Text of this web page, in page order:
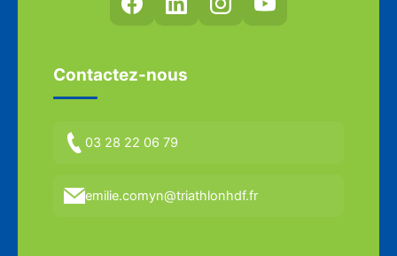
Contactez-nous
03 28 22 06 79
emilie.comyn@triathlonhdf.fr